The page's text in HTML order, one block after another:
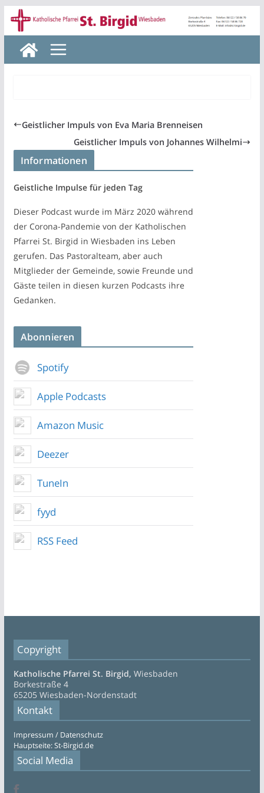
Zum
Inhalt
springen
Geistlicher Impuls von Eva Maria Brenneisen
Geistlicher Impuls von Johannes Wilhelmi
Informationen
Geistliche Impulse für jeden Tag
Dieser Podcast wurde im März 2020 während
der Corona-Pandemie von der Katholischen
Pfarrei St. Birgid in Wiesbaden ins Leben
gerufen. Das Pastoralteam, aber auch
Mitglieder der Gemeinde, sowie Freunde und
Gäste teilen in diesen kurzen Podcasts ihre
Gedanken.
Abonnieren
Spotify
Apple Podcasts
Amazon Music
Deezer
TuneIn
fyyd
RSS Feed
Copyright
Katholische Pfarrei St. Birgid, Wiesbaden
Borkestraße 4
65205 Wiesbaden-Nordenstadt
Kontakt
Impressum / Datenschutz
Hauptseite: St-Birgid.de
Social Media